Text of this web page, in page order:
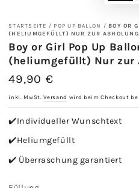
STARTSEITE / POP UP BALLON / BOY OR
(HELIUMGEFÜLLT) NUR ZUR
Boy or Girl Pop Up
(heliumgefüllt) Nur zur
Regulärer
49,90 €
inkl. MwSt.Versand wird beim Checkout
✔️Individueller Wunschtext
✔️Heliumgefüllt
✔️ Überraschung garantiert